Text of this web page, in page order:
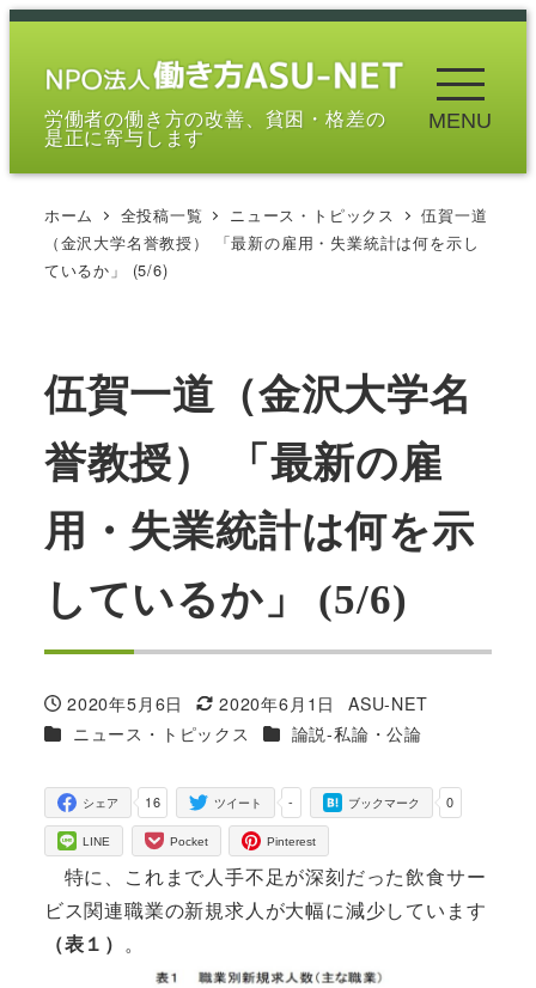
メ
労働者の働き方の改善、貧困・格差の
是正に寄与します
MENU
ホーム 全投稿一覧 ニュース・トピックス
伍賀一道
（金沢大学名誉教授） 「最新の雇用・失業統計は何を示し
ているか」 (5/6)
伍賀一道（金沢大学名
誉教授） 「最新の雇
用・失業統計は何を示
しているか」 (5/6)
投稿日
2020年5月6日
更新日
2020年6月1日
著
者
ASU-NET
カテゴリー
ニュース・トピックス カテゴリー
論説-私論・公論
16
シェア -
ツイート 0
ブックマーク
LINE Pocket Pinterest
特に、これまで人手不足が深刻だった飲食サー
ビス関連職業の新規求人が大幅に減少しています
（表１） 。